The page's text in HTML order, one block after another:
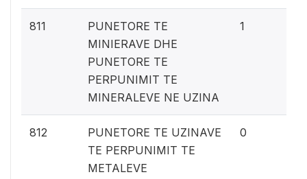
811
PUNETORE TE
MINIERAVE DHE
PUNETORE TE
PERPUNIMIT TE
MINERALEVE NE UZINA
1
812
PUNETORE TE UZINAVE
TE PERPUNIMIT TE
METALEVE
0